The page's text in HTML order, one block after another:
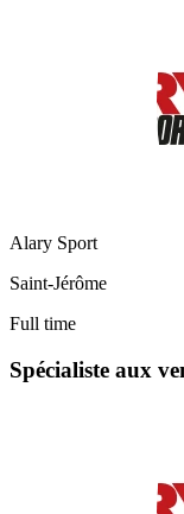
Alary Sport
Saint-Jérôme
Full time
Spécialiste aux